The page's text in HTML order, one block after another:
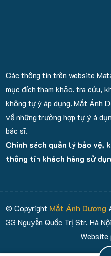
Các thông tin trên website
mục đích tham khảo, tra cứu,
không tự ý áp dụng. Mắt Ánh
về những trường hợp tự ý á
bác sĩ.
Chính sách quản lý bảo vệ,
thông tin khách hàng sử
© Copyright Mắt Ánh Dương
33 Nguyễn Quốc Trị Str, Hà
Website